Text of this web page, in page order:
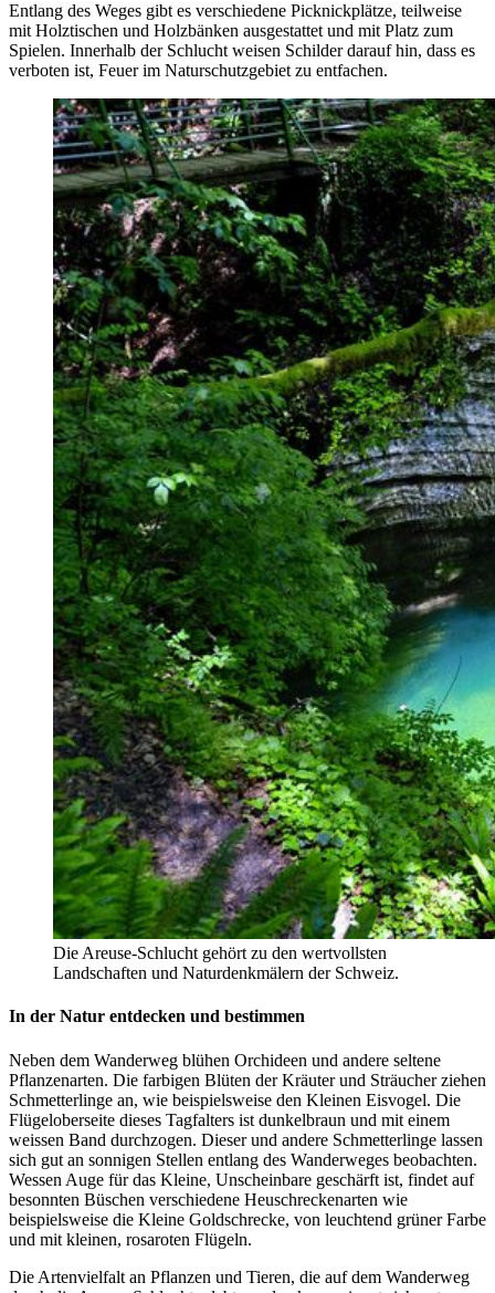
Entlang des Weges gibt es verschiedene Picknickplätze, teilweise
mit Holztischen und Holzbänken ausgestattet und mit Platz zum
Spielen. Innerhalb der Schlucht weisen Schilder darauf hin, dass es
verboten ist, Feuer im Naturschutzgebiet zu entfachen.
Die Areuse-Schlucht gehört zu den wertvollsten
Landschaften und Naturdenkmälern der Schweiz.
In der Natur entdecken und bestimmen
Neben dem Wanderweg blühen Orchideen und andere seltene
Pflanzenarten. Die farbigen Blüten der Kräuter und Sträucher ziehen
Schmetterlinge an, wie beispielsweise den Kleinen Eisvogel. Die
Flügeloberseite dieses Tagfalters ist dunkelbraun und mit einem
weissen Band durchzogen. Dieser und andere Schmetterlinge lassen
sich gut an sonnigen Stellen entlang des Wanderweges beobachten.
Wessen Auge für das Kleine, Unscheinbare geschärft ist, findet auf
besonnten Büschen verschiedene Heuschreckenarten wie
beispielsweise die Kleine Goldschrecke, von leuchtend grüner Farbe
und mit kleinen, rosaroten Flügeln.
Die Artenvielfalt an Pflanzen und Tieren, die auf dem Wanderweg